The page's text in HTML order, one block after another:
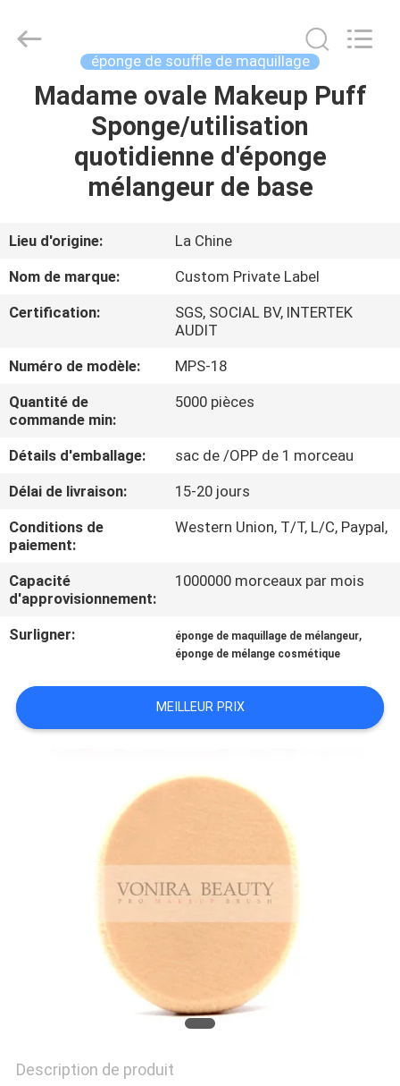
MAISON
PRODUITS
SUJET
DE
NOUS
VISITE
D'USINE
CONTRÔLE
QUALITÉ
PLAN
DU
SITE
PRIVACY
POLICY
Chanmy
Cosmetics
éponge de souffle de maquillage
Madame ovale Makeup Puff
Sponge/utilisation
quotidienne d'éponge
mélangeur de base
Lieu d'origine:
La Chine
Nom de marque:
Custom Private Label
Certification:
SGS, SOCIAL BV, INTERTEK
AUDIT
Numéro de modèle:
MPS-18
Quantité de
commande min:
5000 pièces
Détails d'emballage:
sac de /OPP de 1 morceau
Délai de livraison:
15-20 jours
Conditions de
paiement:
Western Union, T/T, L/C, Paypal,
Capacité
d'approvisionnement:
1000000 morceaux par mois
Surligner: éponge de maquillage de mélangeur,
éponge de mélange cosmétique
MEILLEUR PRIX
Description de produit